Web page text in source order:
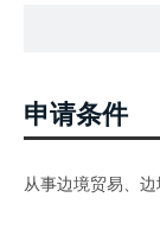
申请条件
从事边境贸易、